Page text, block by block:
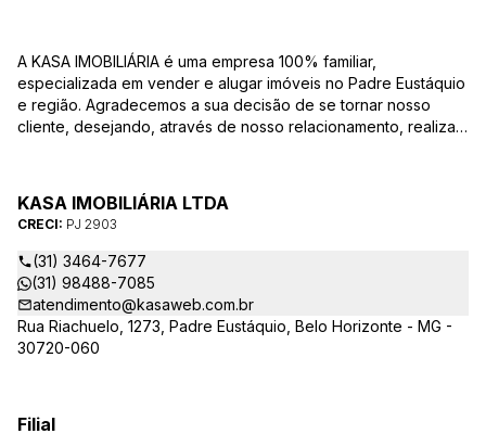
A KASA IMOBILIÁRIA é uma empresa 100% familiar,
especializada em vender e alugar imóveis no Padre Eustáquio
e região. Agradecemos a sua decisão de se tornar nosso
cliente, desejando, através de nosso relacionamento, realizar
uma equipe altamente qualificada e com a experiência de
quem atua há mais de 30 anos na região, desde de 1984,
destacamos alguns diferenciais importantes para o sucesso
dessa parceria.
KASA IMOBILIÁRIA LTDA
CRECI: PJ 2903
(31) 3464-7677
(31) 98488-7085
atendimento@kasaweb.com.br
Rua Riachuelo, 1273, Padre Eustáquio, Belo Horizonte - MG -
30720-060
Filial